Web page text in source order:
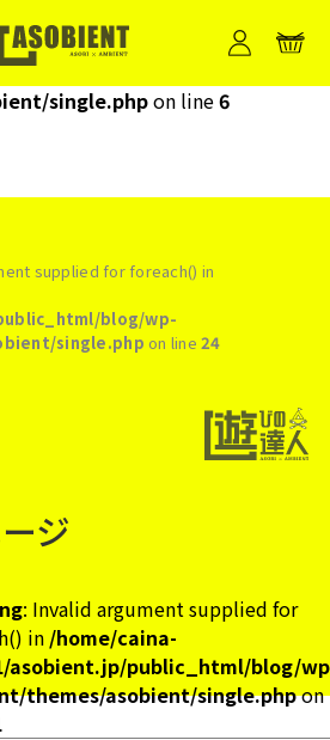
supplied for foreach() in
public_html/blog/wp-
single.phpon line6
supplied for foreach() in
blog/wp-
single.php on line24
ジ
: Invalid argument supplied for
in /home/caina-
asobient.jp/public_html/blog/
themes/asobient/single.phpon